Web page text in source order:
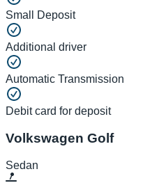
Small Deposit
Additional driver
Automatic Transmission
Debit card for deposit
Volkswagen Golf
Sedan